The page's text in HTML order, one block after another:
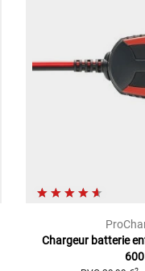
Chargeur batterie
600